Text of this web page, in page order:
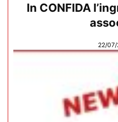
In CONFIDA
22/